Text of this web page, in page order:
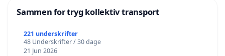
Sammen for tryg kollektiv transport
221 underskrifter
48 Underskrifter / 30 dage
21 Jun 2026